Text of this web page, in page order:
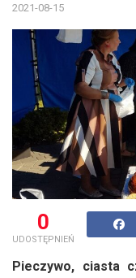
2021-08-15
0
UDOSTĘPNIEŃ
Pieczywo, ciasta